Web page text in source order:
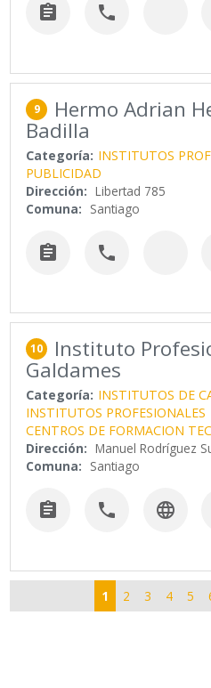
 
9 Hermo Adrian
Badilla
Categoría: INSTITUTOS
PUBLICIDAD
Dirección: Libertad 785
Comuna: Santiago
 
10 Instituto
Galdames
Categoría: INSTITUTOS DE
INSTITUTOS PROFESIONALES
CENTROS DE FORMACION
Dirección: Manuel Rodríguez
Comuna: Santiago
  
1 2 3 4 5